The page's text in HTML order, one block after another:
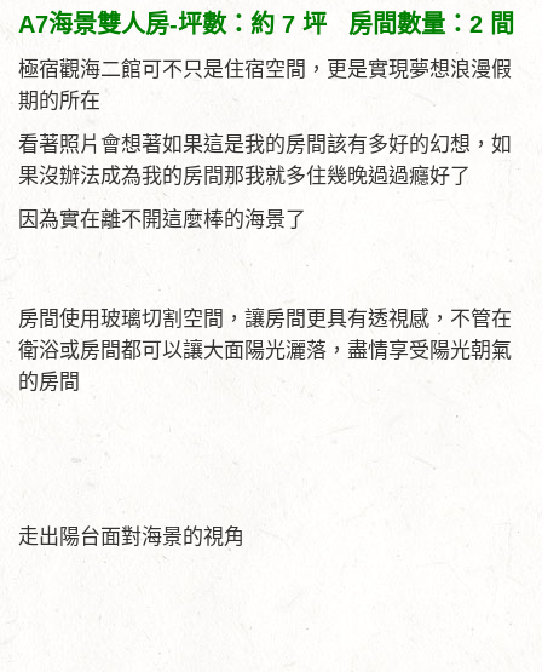
A7海景雙人房-坪數：約 7 坪 房間數量：2 間
極宿觀海二館可不只是住宿空間，更是實現夢想浪漫假
期的所在
看著照片會想著如果這是我的房間該有多好的幻想，如
果沒辦法成為我的房間那我就多住幾晚過過癮好了
因為實在離不開這麼棒的海景了
房間使用玻璃切割空間，讓房間更具有透視感，不管在
衛浴或房間都可以讓大面陽光灑落，盡情享受陽光朝氣
的房間
走出陽台面對海景的視角